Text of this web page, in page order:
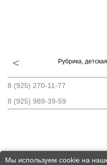
Рубрика,
8 (925) 270-11-77
8 (925) 989-39-59
Мы используем cookie на